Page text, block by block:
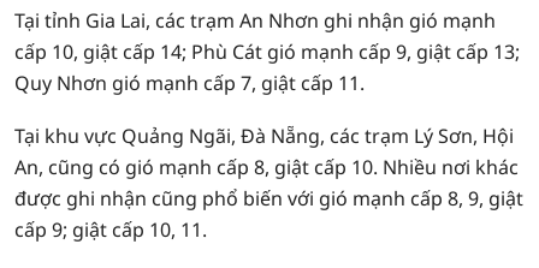
Tại tỉnh Gia Lai, các trạm An Nhơn ghi nhận gió mạnh
cấp 10, giật cấp 14; Phù Cát gió mạnh cấp 9, giật cấp 13;
Quy Nhơn gió mạnh cấp 7, giật cấp 11.
Tại khu vực Quảng Ngãi, Đà Nẵng, các trạm Lý Sơn, Hội
An, cũng có gió mạnh cấp 8, giật cấp 10. Nhiều nơi khác
được ghi nhận cũng phổ biến với gió mạnh cấp 8, 9, giật
cấp 9; giật cấp 10, 11.